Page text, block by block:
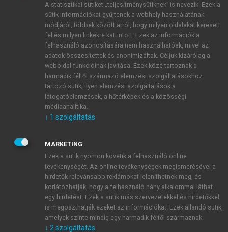
ÚJ FIÓK LÉTREHOZÁSA
1 óra díjmentes hozzáférés
E-MAIL-CÍM
JELSZÓ
JELSZÓ ÚJRA
Kérek értesítést a MeRSZ újdonságairól, akcióiról.
Kérek értesítést az Akadémiai Kiadó Zrt. újdonságairól,
A statisztikai sütiket „teljesítménysütiknek” is nevezik. Ezek a
sütik információkat gyűjtenek a webhely használatának
módjáról, többek között arról, hogy milyen oldalakat keresett
fel és milyen linkekre kattintott. Ezek az információk a
felhasználó azonosítására nem használhatóak, mivel az
adatok összesítettek és anonimizáltak. Céljuk kizárólag a
weboldal funkcióinak javítása. Ezek közé tartoznak a
harmadik féltől származó elemzési szolgáltatásokhoz
tartozó sütik; ilyen elemzési szolgáltatások a
látogatóelemzések, a hőtérképek és a közösségi
médiaanalitika.
↓ 1 szolgáltatás
MARKETING
Ezek a sütik nyomon követik a felhasználó online
tevékenységét. Az online tevékenységek megismerésével a
hirdetők relevánsabb reklámokat jeleníthetnek meg, és
korlátozhatják, hogy a felhasználó hány alkalommal láthat
egy hirdetést. Ezek a sütik más szervezetekkel és hirdetőkkel
is megoszthatják ezeket az információkat. Ezek állandó sütik,
amelyek szinte mindig egy harmadik féltől származnak.
↓ 2 szolgáltatás